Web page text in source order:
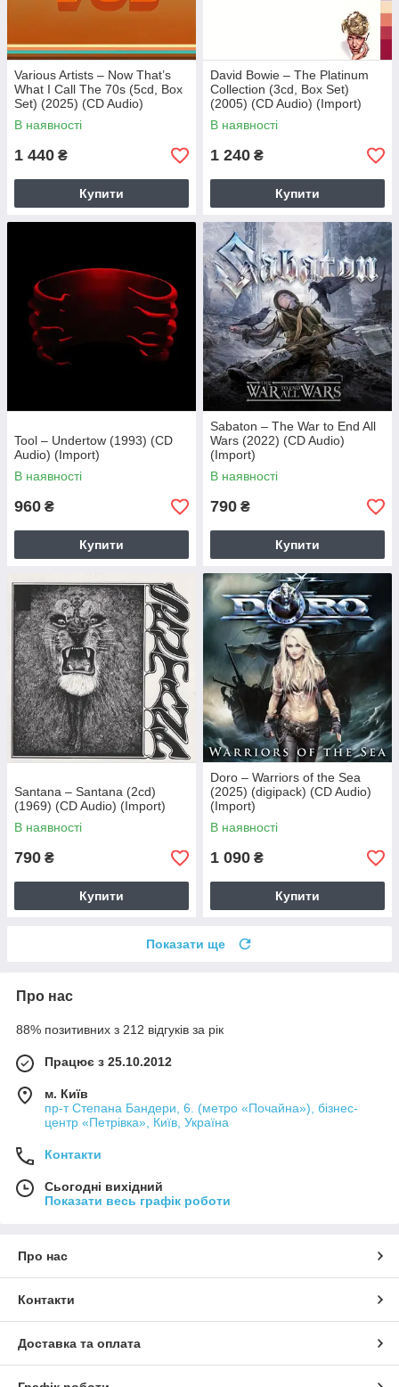
Various Artists – Now That’s
What I Call The 70s (5cd, Box
Set) (2025) (CD Audio)
(Import)
В наявності
1 440 ₴
Купити
David Bowie – The Platinum
Collection (3cd, Box Set)
(2005) (CD Audio) (Import)
В наявності
1 240 ₴
Купити
Tool – Undertow (1993) (CD
Audio) (Import)
В наявності
960 ₴
Купити
Sabaton – The War to End All
Wars (2022) (CD Audio)
(Import)
В наявності
790 ₴
Купити
Santana – Santana (2cd)
(1969) (CD Audio) (Import)
В наявності
790 ₴
Купити
Doro – Warriors of the Sea
(2025) (digipack) (CD Audio)
(Import)
В наявності
1 090 ₴
Купити
Показати ще
Про нас
88% позитивних з 212 відгуків за рік
Працює з 25.10.2012
м. Київ
пр-т Степана Бандери, 6. (метро «Почайна»), бізнес-
центр «Петрівка», Київ, Україна
Контакти
Сьогодні вихідний
Показати весь графік роботи
Про нас
Контакти
Доставка та оплата